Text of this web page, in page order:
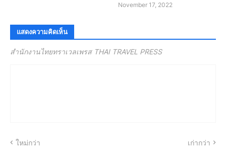
November 17, 2022
แสดงความคิดเห็น
สำนักงานไทยทราเวลเพรส THAI TRAVEL PRESS
ใหม่กว่า เก่ากว่า